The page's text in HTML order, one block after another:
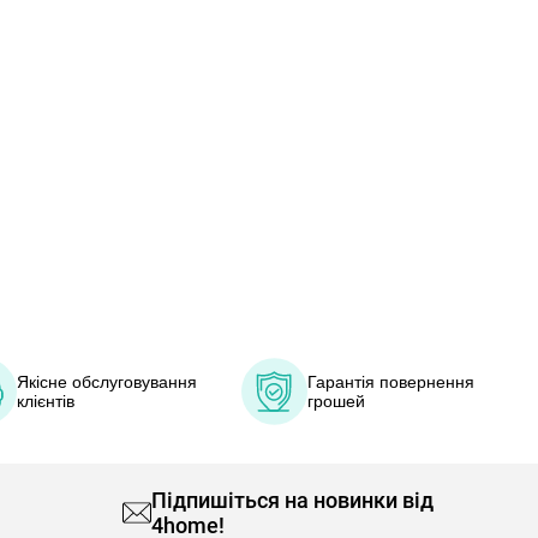
Якісне обслуговування
клієнтів
Гарантія повернення
грошей
Підпишіться на новинки від
4home!